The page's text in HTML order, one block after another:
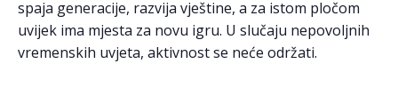
spaja generacije, razvija vještine, a za istom pločom
uvijek ima mjesta za novu igru. U slučaju nepovoljnih
vremenskih uvjeta, aktivnost se neće održati.